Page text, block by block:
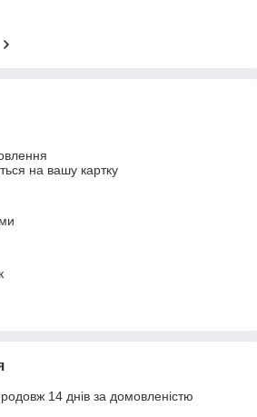
на вашу картку
14 днів за домовленістю